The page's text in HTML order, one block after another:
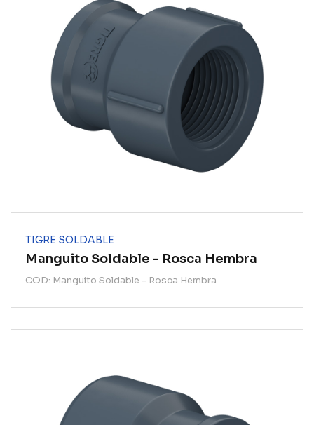
TIGRE SOLDABLE
Manguito Soldable - Rosca Hembra
COD: Manguito Soldable - Rosca Hembra